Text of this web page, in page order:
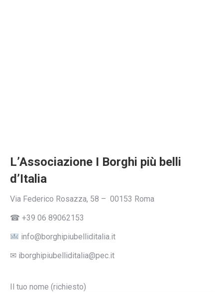
L’Associazione I Borghi più belli
d’Italia
Via Federico Rosazza, 58 – 00153 Roma
☎ +39 06 89062153
info@borghipiubelliditalia.it
✉ iborghipiubelliditalia@pec.it
Il tuo nome (richiesto)